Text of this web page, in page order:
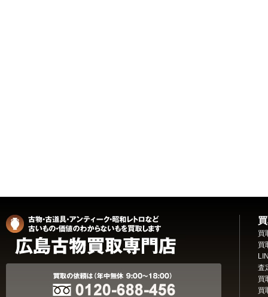
買
買
査
買
買